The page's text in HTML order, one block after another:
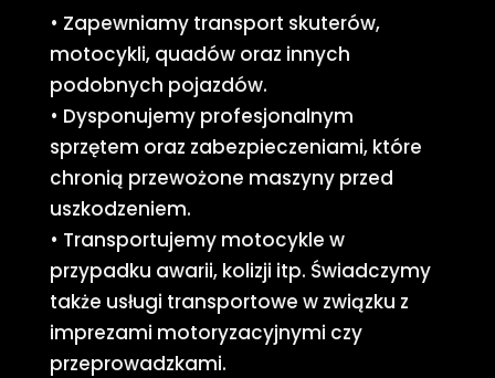
• Zapewniamy transport skuterów,
motocykli, quadów oraz innych
podobnych pojazdów.
• Dysponujemy profesjonalnym
sprzętem oraz zabezpieczeniami, które
chronią przewożone maszyny przed
uszkodzeniem.
• Transportujemy motocykle w
przypadku awarii, kolizji itp. Świadczymy
także usługi transportowe w związku z
imprezami motoryzacyjnymi czy
przeprowadzkami.